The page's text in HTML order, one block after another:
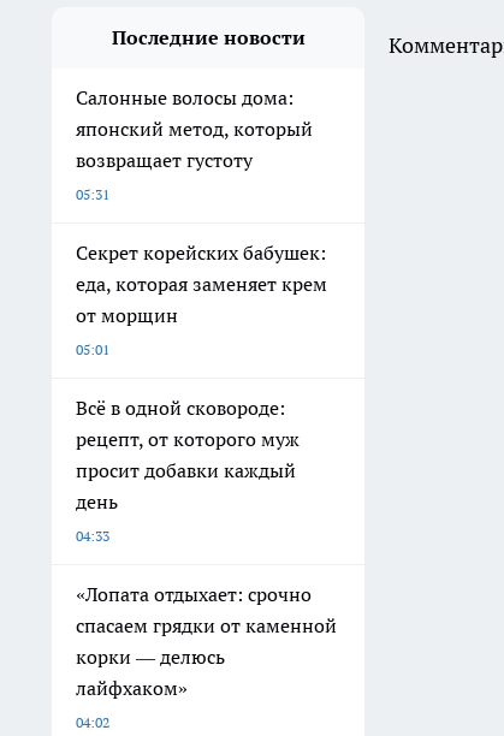
Последние новости
Салонные волосы дома:
японский метод, который
возвращает густоту
05:31
Секрет корейских бабушек:
еда, которая заменяет крем
от морщин
05:01
Всё в одной сковороде:
рецепт, от которого муж
просит добавки каждый
день
04:33
«Лопата отдыхает: срочно
спасаем грядки от каменной
корки — делюсь
лайфхаком»
04:02